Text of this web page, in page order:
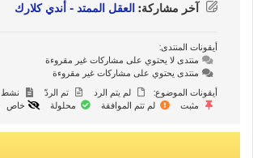
آخر مشاركة: العقل الممتد - أندي كلارك
أيقونات المنتدى:
منتدى لا يحتوي على مشاركات غير مقروءة
منتدى يحتوي على مشاركات غير مقروءة
أيقونات الموضوع:
لم يتم الرد تم الردّ نشط
مثبت
لم تتم الموافقة محلولة خاص